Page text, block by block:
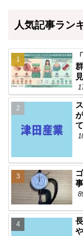
人気記事ラン